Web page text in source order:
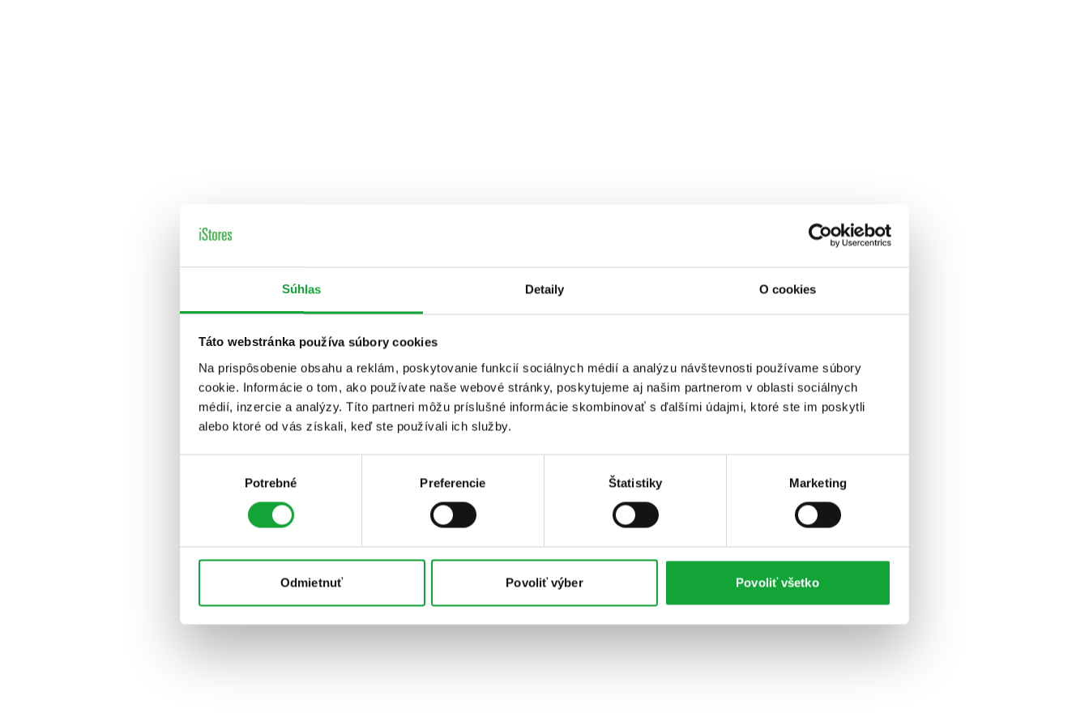
Súhlas Detaily O cookies
Táto webstránka používa súbory cookies
Na prispôsobenie obsahu a reklám, poskytovanie funkcií sociálnych médií a analýzu návštevnosti používame súbory
cookie. Informácie o tom, ako používate naše webové stránky, poskytujeme aj našim partnerom v oblasti sociálnych
médií, inzercie a analýzy. Títo partneri môžu príslušné informácie skombinovať s ďalšími údajmi, ktoré ste im poskytli
alebo ktoré od vás získali, keď ste používali ich služby.
Potrebné Preferencie Štatistiky Marketing
Odmietnuť Povoliť výber Povoliť všetko